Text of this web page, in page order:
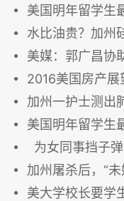
美国明年留学生
水比油贵？加州
美媒：郭广昌协
2016美国房产展
加州一护士测出
美国明年留学生
为女同事挡子
加州屠杀后，“
美大学校长要学